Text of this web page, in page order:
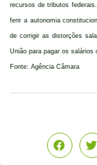
recursos de tributos
ferir a autonomia
de corrigir as distorções
União para pagar os salários
Fonte: Agência Câmara